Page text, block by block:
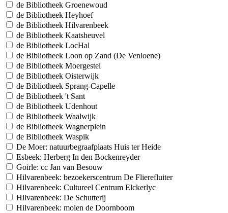
de Bibliotheek Groenewoud
de Bibliotheek Heyhoef
de Bibliotheek Hilvarenbeek
de Bibliotheek Kaatsheuvel
de Bibliotheek LocHal
de Bibliotheek Loon op Zand (De Venloene)
de Bibliotheek Moergestel
de Bibliotheek Oisterwijk
de Bibliotheek Sprang-Capelle
de Bibliotheek 't Sant
de Bibliotheek Udenhout
de Bibliotheek Waalwijk
de Bibliotheek Wagnerplein
de Bibliotheek Waspik
De Moer: natuurbegraafplaats Huis ter Heide
Esbeek: Herberg In den Bockenreyder
Goirle: cc Jan van Besouw
Hilvarenbeek: bezoekerscentrum De Flierefluiter
Hilvarenbeek: Cultureel Centrum Elckerlyc
Hilvarenbeek: De Schutterij
Hilvarenbeek: molen de Doornboom